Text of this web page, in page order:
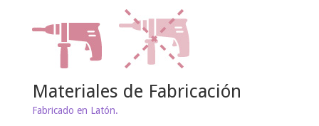
Materiales de Fabricación
Fabricado en Latón.